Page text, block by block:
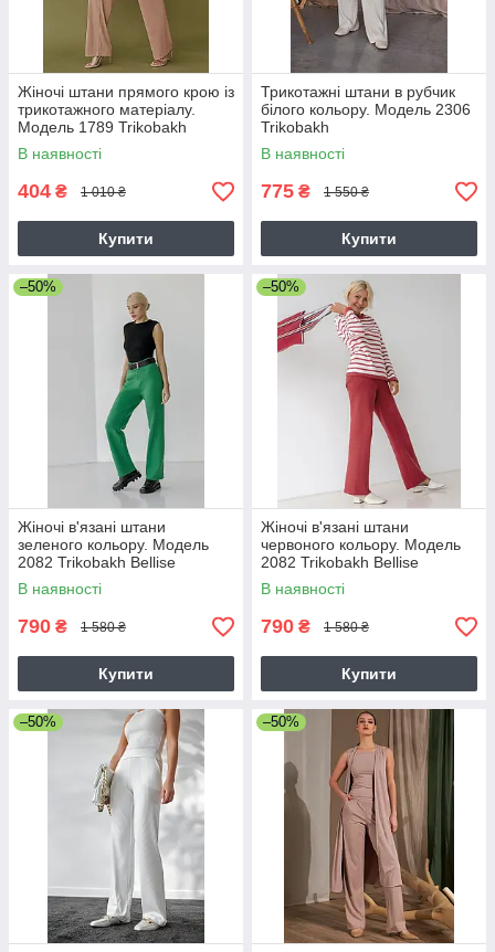
Жіночі штани прямого крою із
трикотажного матеріалу.
Модель 1789 Trikobakh
Бежевий.
В наявності
404 ₴ 1 010 ₴
Купити
Трикотажні штани в рубчик
білого кольору. Модель 2306
Trikobakh
В наявності
775 ₴ 1 550 ₴
Купити
–50%
Жіночі в'язані штани
зеленого кольору. Модель
2082 Trikobakh Bellise
В наявності
790 ₴ 1 580 ₴
Купити
–50%
Жіночі в'язані штани
червоного кольору. Модель
2082 Trikobakh Bellise
В наявності
790 ₴ 1 580 ₴
Купити
–50% –50%